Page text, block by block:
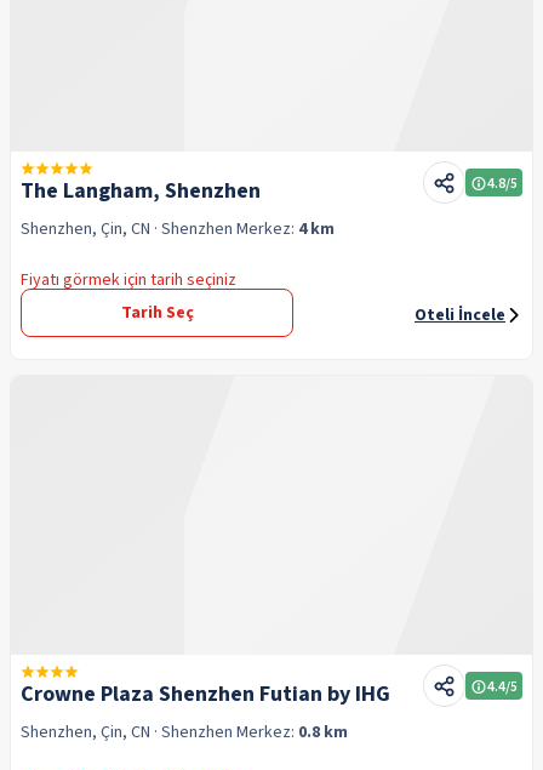
The Langham, Shenzhen 4.8/5
Shenzhen, Çin, CN · Shenzhen Merkez: 4 km
Fiyatı görmek için tarih seçiniz
Tarih Seç
Oteli İncele
Crowne Plaza Shenzhen Futian by IHG 4.4/5
Shenzhen, Çin, CN · Shenzhen Merkez: 0.8 km